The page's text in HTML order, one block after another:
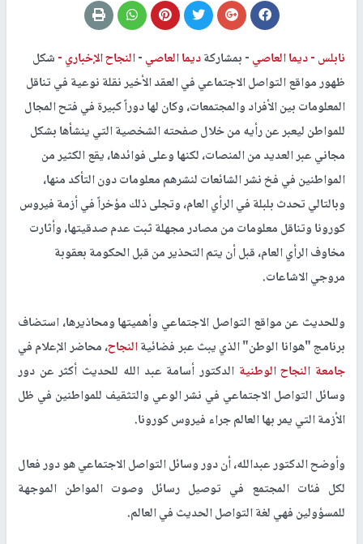
نابلس -ديما العاصي-بمشاركةديما العاصي-النجاح الإخباري -شكل
ظهور مواقع التواصل الاجتماعي في العقد الأخير نقلة نوعية في تناقل
المعلومات بين الأفراد والمجتمعات، وكان لها دوراً كبيرة في فتح المجال
للمواطن ليعبر عن رأيه من خلال صفحته الشخصية التي ينشأها بشكل
مجاني عبر العديد من المنصات، لكنها وعلى فوائدها، يقع الكثير من
المواطنين في فخ نشر الشائعات لنشرهم معلومات دون التأكد منها،
وبالتالي تحدث بلبلة في الرأي العام، وتجلى ذلك مؤخراً في أزمة فيروس
كورونا وتناقل معلومات من مصادر مجهلة ثبت عدم صدقيتها، وأثارت
مخاوف الرأي العام، قبل أن يتم التحذير من قبل الحكومة بعقوبة
مروجي الاشاعات.
وللحديث عن مواقع التواصل الاجتماعي وأهميتها ومحاذيرها، استضاف
برنامج "هوانا الوطن" الذي يبث عبر فضائيةالنجاح، محاضر الإعلام في
جامعة النجاح الوطنية الدكتور أسامة عبد الله للحديث أكثر عن دور
وسائل التواصل الاجتماعي في نشر الوعي والتثقيف للمواطنين في ظل
الأزمة التي يمر بها العالم جراء فيروس كورونا.
وأوضح الدكتور عبدالله، أن دور وسائل التواصل الاجتماعي هو دور فعال
لكل فئات المجتمع في توصيل رسائل وصوت المواطن الموجهة
للمسؤولين فهي لغة التواصل الحديث في العالم.